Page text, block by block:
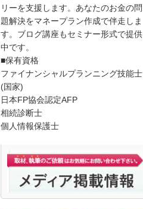
リーを支援します。あなたのお金の問
題解決をマネープラン作成で伴走しま
す。ブログ講座もセミナー形式で提供
中です。
■保有資格
ファイナンシャルプランニング技能士
(国家)
日本FP協会認定AFP
相続診断士
個人情報保護士